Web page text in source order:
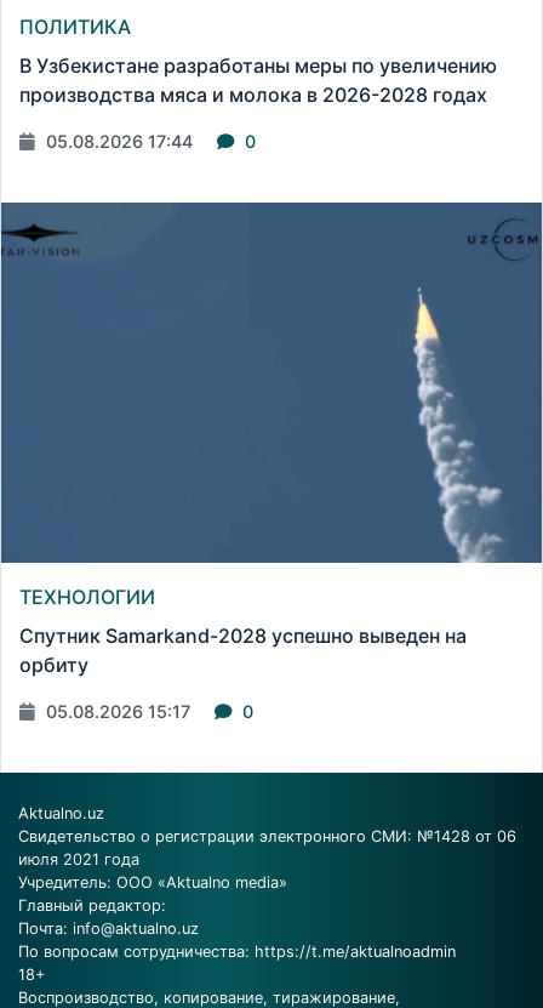
ПОЛИТИКА
В Узбекистане разработаны меры по увеличению
производства мяса и молока в 2026-2028 годах
05.08.2026 17:44 0
ТЕХНОЛОГИИ
Спутник Samarkand-2028 успешно выведен на
орбиту
05.08.2026 15:17 0
Aktualno.uz
Свидетельство о регистрации электронного СМИ: №1428 от 06
июля 2021 года
Учредитель: ООО «Aktualno media»
Главный редактор:
Почта: info@aktualno.uz
По вопросам сотрудничества: https://t.me/aktualnoadmin
18+
Воспроизводство, копирование, тиражирование,